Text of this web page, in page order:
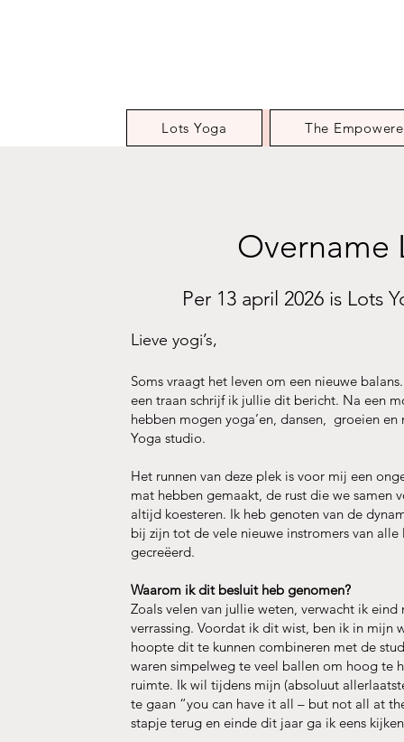
Lots Yoga The
Overname
Lieve yogi’s,
Soms vraagt het leven om een nieuwe
een traan schrijf ik jullie dit bericht. Na een
hebben mogen yoga’en, dansen, groeien
Yoga studio.
Het runnen van deze plek is voor mij een
mat hebben gemaakt, de rust die we samen
altijd koesteren. Ik heb genoten van de
bij zijn tot de vele nieuwe instromers van
gecreëerd.
Waarom ik dit besluit heb genomen?
Zoals velen van jullie weten, verwacht ik
verrassing. Voordat ik dit wist, ben ik in mijn
hoopte dit te kunnen combineren met de
waren simpelweg te veel ballen om hoog te
ruimte. Ik wil tijdens mijn (absoluut
te gaan “you can have it all – but not all at
stapje terug en einde dit jaar ga ik eens
Per 13 april 2026 is